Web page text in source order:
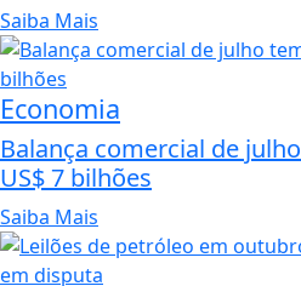
Saiba Mais
Economia
Balança comercial de
US$ 7 bilhões
Saiba Mais